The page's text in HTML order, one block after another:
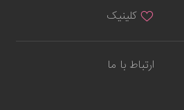
کلینیک
ارتباط با ما